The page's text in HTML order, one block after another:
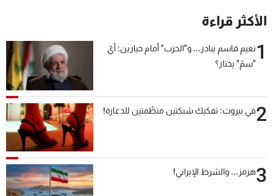
الأكثر قراءة
1نعيم قاسم يبادر... و"الحزب" أمام خيارين: أيّ
"سمّ" يختار؟
2في بيروت: تفكيك شبكتين منظّمتين للدعارة!
3هرمز... والشرط الإيراني!
عن MTV
الإنـتـاج
وظائف
سياسة الخصوصية